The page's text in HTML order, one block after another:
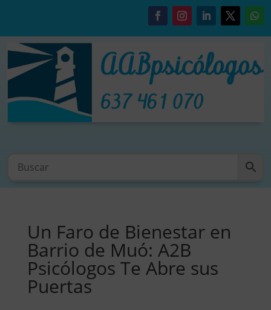
Un Faro de Bienestar en
Barrio de Muó: A2B
Psicólogos Te Abre sus
Puertas